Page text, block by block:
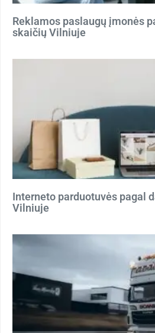
Reklamos paslaugų įmonės
skaičių Vilniuje
Interneto parduotuvės pagal
Vilniuje